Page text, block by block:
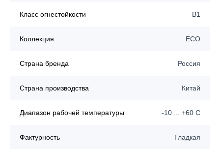
Класс огнестойкости B1
Коллекция ECO
Страна бренда Россия
Страна производства Китай
Диапазон рабочей температуры -10 ... +60 C
Фактурность Гладкая